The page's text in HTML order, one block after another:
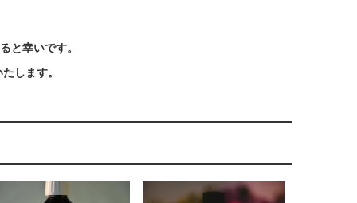
と幸いです。
します。